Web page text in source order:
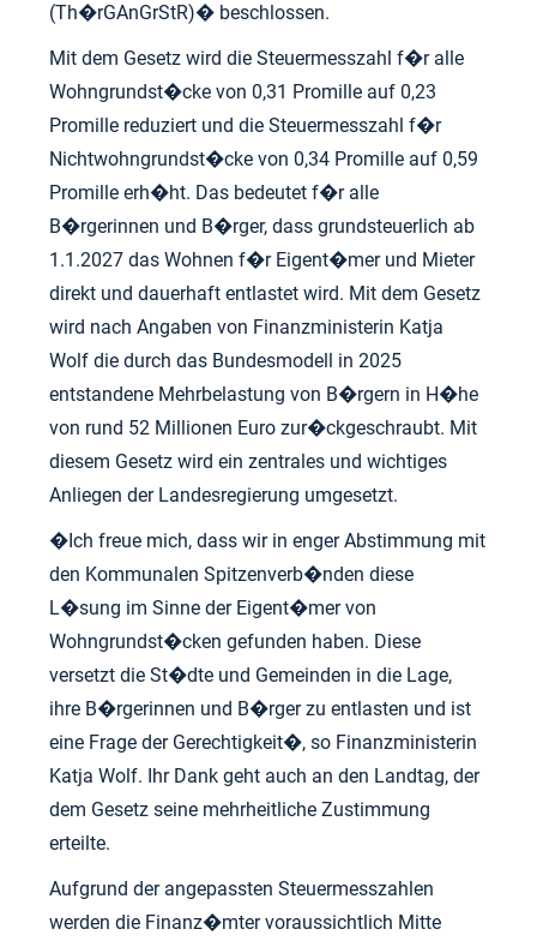
(Th�rGAnGrStR)� beschlossen.
Mit dem Gesetz wird die Steuermesszahl f�r alle
Wohngrundst�cke von 0,31 Promille auf 0,23
Promille reduziert und die Steuermesszahl f�r
Nichtwohngrundst�cke von 0,34 Promille auf 0,59
Promille erh�ht. Das bedeutet f�r alle
B�rgerinnen und B�rger, dass grundsteuerlich ab
1.1.2027 das Wohnen f�r Eigent�mer und Mieter
direkt und dauerhaft entlastet wird. Mit dem Gesetz
wird nach Angaben von Finanzministerin Katja
Wolf die durch das Bundesmodell in 2025
entstandene Mehrbelastung von B�rgern in H�he
von rund 52 Millionen Euro zur�ckgeschraubt. Mit
diesem Gesetz wird ein zentrales und wichtiges
Anliegen der Landesregierung umgesetzt.
�Ich freue mich, dass wir in enger Abstimmung mit
den Kommunalen Spitzenverb�nden diese
L�sung im Sinne der Eigent�mer von
Wohngrundst�cken gefunden haben. Diese
versetzt die St�dte und Gemeinden in die Lage,
ihre B�rgerinnen und B�rger zu entlasten und ist
eine Frage der Gerechtigkeit�, so Finanzministerin
Katja Wolf. Ihr Dank geht auch an den Landtag, der
dem Gesetz seine mehrheitliche Zustimmung
erteilte.
Aufgrund der angepassten Steuermesszahlen
werden die Finanz�mter voraussichtlich Mitte